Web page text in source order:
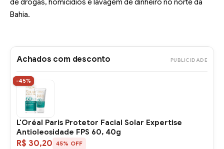
de drogas, homicídios e lavagem de dinheiro no norte da
Bahia.
Achados com desconto PUBLICIDADE
-45%
L'Oréal Paris Protetor Facial Solar Expertise
Antioleosidade FPS 60, 40g
R$ 30,20 45% OFF